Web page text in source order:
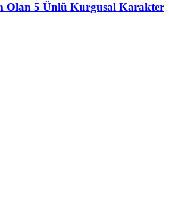
Olan 5 Ünlü Kurgusal Karakter